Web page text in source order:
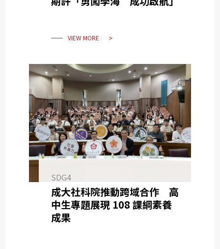
VIEW MORE
SDG4
成大社科院推動跨域合作 高
中生專題展現 108 課綱素養
成果